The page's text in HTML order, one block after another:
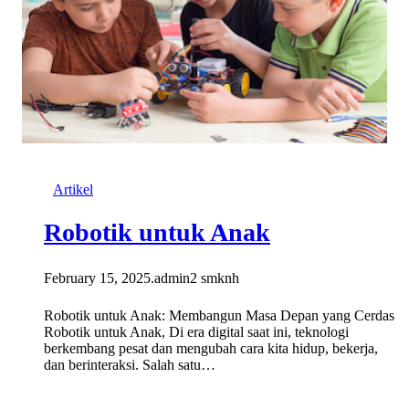
Artikel
Robotik untuk Anak
February 15, 2025.admin2 smknh
Robotik untuk Anak: Membangun Masa Depan yang Cerdas
Robotik untuk Anak, Di era digital saat ini, teknologi
berkembang pesat dan mengubah cara kita hidup, bekerja,
dan berinteraksi. Salah satu…